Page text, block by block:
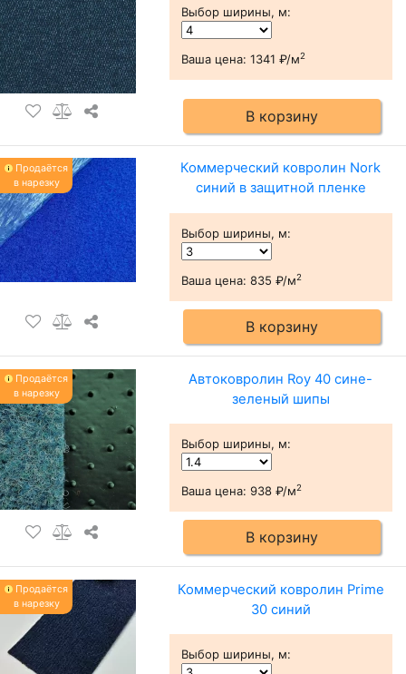
Выбор ширины, м:
Ваша цена: 1341 ₽/м2
В корзину
Продаётся
в нарезку
Коммерческий ковролин Nork
синий в защитной пленке
Выбор ширины, м:
Ваша цена: 835 ₽/м2
В корзину
Продаётся
в нарезку
Автоковролин Roy 40 сине-
зеленый шипы
Выбор ширины, м:
Ваша цена: 938 ₽/м2
В корзину
Продаётся
в нарезку
Коммерческий ковролин Prime
30 синий
Выбор ширины, м: